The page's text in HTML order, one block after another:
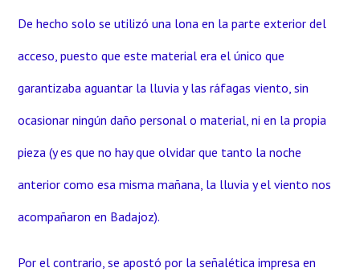
De hecho solo se utilizó una lona en la parte exterior del
acceso, puesto que este material era el único que
garantizaba aguantar la lluvia y las ráfagas viento, sin
ocasionar ningún daño personal o material, ni en la propia
pieza (y es que no hay que olvidar que tanto la noche
anterior como esa misma mañana, la lluvia y el viento nos
acompañaron en Badajoz).
Por el contrario, se apostó por la señalética impresa en